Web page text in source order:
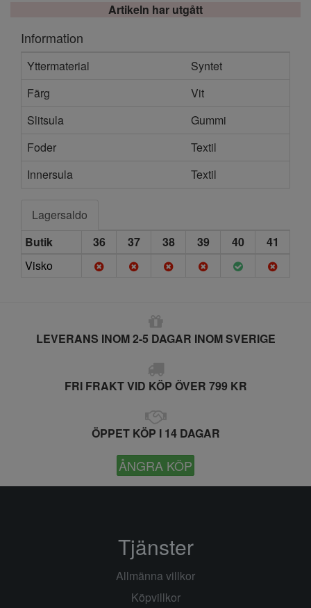
Artikeln har utgått
Information
Yttermaterial
Syntet
Färg
Vit
Slitsula
Gummi
Foder
Textil
Innersula
Textil
Lagersaldo
Butik
36 37 38 39 40
41
Visko
LEVERANS INOM 2-5 DAGAR INOM SVERIGE
FRI FRAKT VID KÖP ÖVER 799 KR
ÖPPET KÖP I 14 DAGAR
ÅNGRA KÖP
Tjänster
Allmänna villkor
Köpvillkor